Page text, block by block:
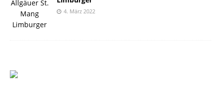
4. März 2022